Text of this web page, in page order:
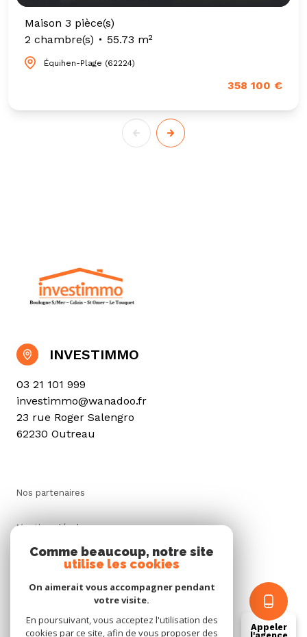
Appeler
Maison 3 pièce(s)
2 chambre(s)
55.73 m²
Équihen-Plage (62224)
358 100 €
INVESTIMMO
03 21 101 999
investimmo@wanadoo.fr
23 rue Roger Salengro
62230 Outreau
Nos partenaires
Mentions légales
Cookies
Comme beaucoup, notre site
utilise les cookies
On aimerait vous accompagner pendant
votre visite.
En poursuivant, vous acceptez l'utilisation des
cookies par ce site, afin de vous proposer des